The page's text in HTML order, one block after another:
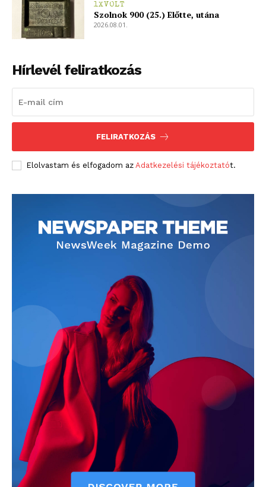
1XVOLT
Szolnok 900 (25.) Előtte, utána
2026.08.01.
Hírlevél feliratkozás
FELIRATKOZÁS
Elolvastam és elfogadom az Adatkezelési tájékoztatót.